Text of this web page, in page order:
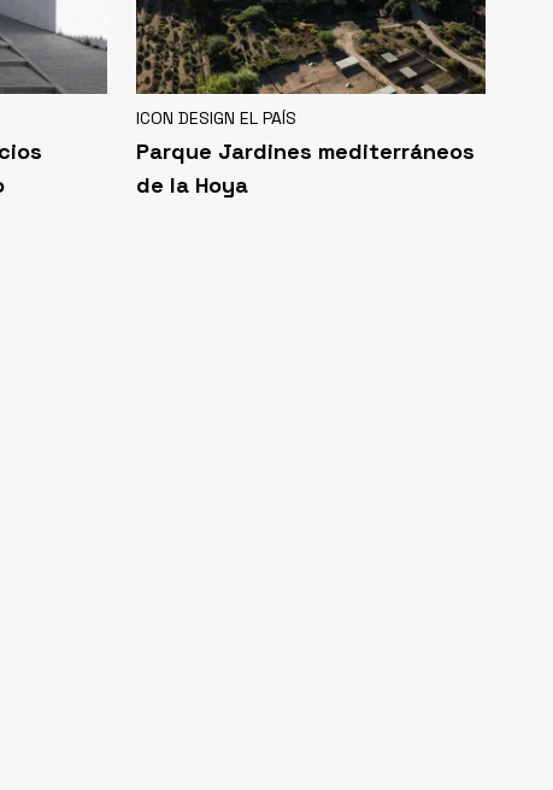
ICON DESIGN EL PAÍS
Parque Jardines mediterráneos
de la Hoya